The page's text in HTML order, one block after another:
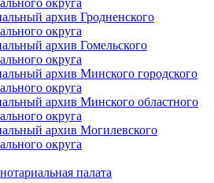
округа
архив Гродненского
округа
архив Гомельского
округа
архив Минского городского
округа
архив Минского областного
округа
архив Могилевского
округа
палата